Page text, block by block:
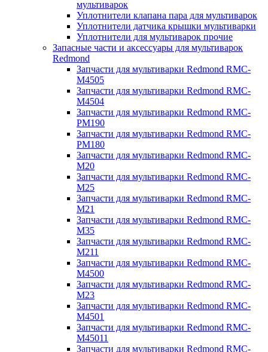
мультиварок
Уплотнители клапана пара для мультиварок
Уплотнители датчика крышки мультиварки
Уплотнители для мультиварок прочие
Запасные части и аксессуары для мультиварок
Redmond
Запчасти для мультиварки Redmond RMC-
M4505
Запчасти для мультиварки Redmond RMC-
M4504
Запчасти для мультиварки Redmond RMC-
PM190
Запчасти для мультиварки Redmond RMC-
PM180
Запчасти для мультиварки Redmond RMC-
M20
Запчасти для мультиварки Redmond RMC-
M25
Запчасти для мультиварки Redmond RMC-
M21
Запчасти для мультиварки Redmond RMC-
M35
Запчасти для мультиварки Redmond RMC-
M211
Запчасти для мультиварки Redmond RMC-
M4500
Запчасти для мультиварки Redmond RMC-
M23
Запчасти для мультиварки Redmond RMC-
M4501
Запчасти для мультиварки Redmond RMC-
M45011
Запчасти для мультиварки Redmond RMC-